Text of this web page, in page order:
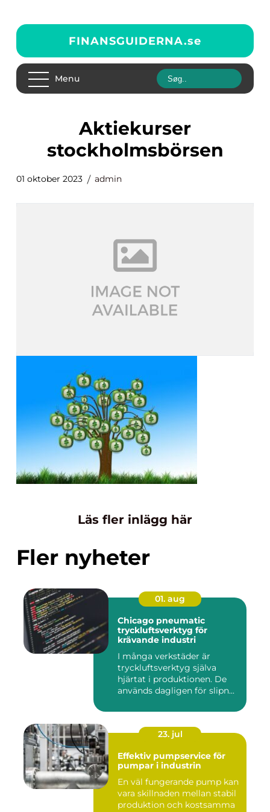
FINANSGUIDERNA.se
Menu
aktiekurser
stockholmsbörsen
01 oktober 2023 admin
Läs fler inlägg här
Fler nyheter
01. aug
Chicago pneumatic
tryckluftsverktyg för
krävande industri
I många verkstäder är
tryckluftsverktyg själva
hjärtat i produktionen. De
används dagligen för slipn...
23. jul
Effektiv pumpservice för
pumpar i industrin
En väl fungerande pump kan
vara skillnaden mellan stabil
produktion och kostsamma